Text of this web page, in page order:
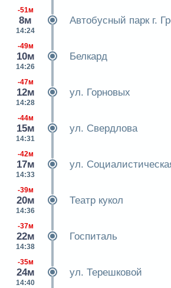
-51м
8м
14:24
Автобусный парк г.
-49м
10м
14:26
Белкард
-47м
12м
14:28
ул. Горновых
-44м
15м
14:31
ул. Свердлова
-42м
17м
14:33
ул.
-39м
20м
14:36
Театр кукол
-37м
22м
14:38
Госпиталь
-35м
24м
14:40
ул. Терешковой